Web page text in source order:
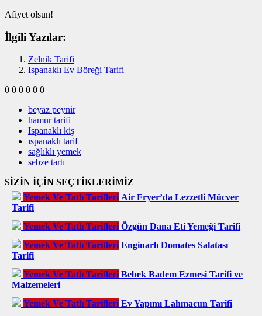
Afiyet olsun!
İlgili Yazılar:
Zelnik Tarifi
Ispanaklı Ev Böreği Tarifi
0 0 0 0 0 0
beyaz peynir
hamur tarifi
Ispanaklı kiş
ıspanaklı tarif
sağlıklı yemek
sebze tartı
SİZİN İÇİN SEÇTİKLERİMİZ
Yemek Ve Tatlı Tarifleri Air Fryer’da Lezzetli Mücver
Tarifi
Yemek Ve Tatlı Tarifleri Özgün Dana Eti Yemeği Tarifi
Yemek Ve Tatlı Tarifleri Enginarlı Domates Salatası
Tarifi
Yemek Ve Tatlı Tarifleri Bebek Badem Ezmesi Tarifi ve
Malzemeleri
Yemek Ve Tatlı Tarifleri Ev Yapımı Lahmacun Tarifi